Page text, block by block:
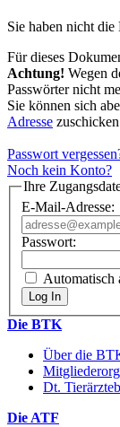
Sie haben nicht
Für dieses
Achtung! Wegen
Passwörter nicht
Sie können sich
Adresse
Passwort
Noch kein Konto?
Ihre
E-Mail-Adresse:
Passwort:
Automatisch
Die BTK
Über die
Dt.
Die ATF